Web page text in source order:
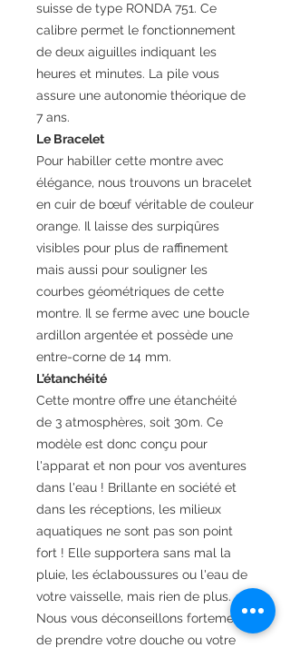
suisse de type RONDA 751. Ce
calibre permet le fonctionnement
de deux aiguilles indiquant les
heures et minutes. La pile vous
assure une autonomie théorique de
7 ans.
Le Bracelet
Pour habiller cette montre avec
élégance, nous trouvons un bracelet
en cuir de bœuf véritable de couleur
orange. Il laisse des surpiqûres
visibles pour plus de raffinement
mais aussi pour souligner les
courbes géométriques de cette
montre. Il se ferme avec une boucle
ardillon argentée et possède une
entre-corne de 14 mm.
L'étanchéité
Cette montre offre une étanchéité
de 3 atmosphères, soit 30m. Ce
modèle est donc conçu pour
l'apparat et non pour vos aventures
dans l'eau ! Brillante en société et
dans les réceptions, les milieux
aquatiques ne sont pas son point
fort ! Elle supportera sans mal la
pluie, les éclaboussures ou l'eau de
votre vaisselle, mais rien de plus.
Nous vous déconseillons fortement
de prendre votre douche ou votre